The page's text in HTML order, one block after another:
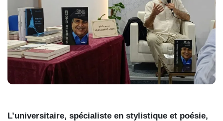
L’universitaire, spécialiste en stylistique et poésie,